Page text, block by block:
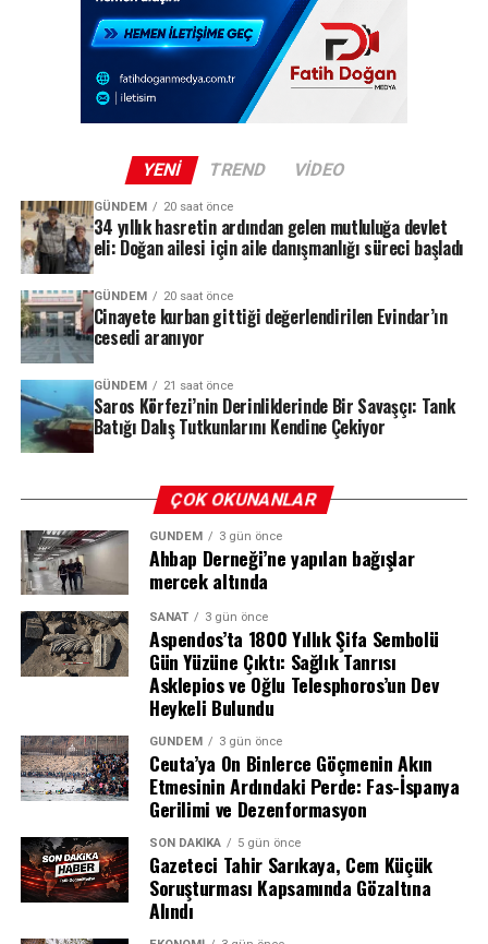
Deliller Zinciri: HTS, PTS ve Biyolojik
Bulgular
Soruşturma kapsamında elde edilen deliller, dosyanın
şüphelilerin HTS (Hücresel Haberleşme Sistemi) ve PTS
(Plaka Tanıma Sistemi) kayıtlarını, kriminal inceleme
bulgularını ve tanık beyanlarını bir araya getirerek
olayın perdesini aralamaya çalıştı.
Yapılan incelemelerde, Evindar Tiğrak’ın kaybolmadan
hemen önce şüphelilerden biriyle yoğun telefon trafiği
ve mesajlaşma yaşadığı tespit edildi. Dikkat çeken bir
diğer detay ise, şüphelinin kullandığı 21 AC 935 plakalı
aracın, olay günü bagaj kapağı açık bir şekilde ve tek
başına seyir halinde olduğunun kayıtlara geçmesi oldu.
Araç üzerinde yapılan kriminal incelemede ise bagaj ve
ön yolcu koltuğunda biyolojik bulgulara rastlandı. Bu
bulgular arasında üç farklı erkeğe ait kan örneği ve bir
kadına ait kan örneğinin bulunması, işin vahametini
gözler önüne serdi.
Dalış Turizmine Yapay Resif Desteği
Edirne Valiliği, Türkiye Sualtı Sporları Federasyonu ve
Edirne Saros Turizm Altyapı Hizmet Birliği (ESTAB)
işbirliğinde hayata geçirilen Yapay Resif Projesi
kapsamında batırılan tank, bölgede su altı sporlarına
ilgi duyan turistleri çekmeyi ve yapay resif oluşumunu
desteklemeyi amaçlıyor. Projenin meyveleri kısa sürede
alınmaya başlandı; yerli ve yabancı dalgıçların akınına
uğrayan batık, Saros Körfezi’ni dalış turizminin yeni
gözdesi haline getirdi.
YENI TREND VIDEO
GÜNDEM 20 saat önce
34 yıllık hasretin ardından gelen mutluluğa devlet
eli: Doğan ailesi için aile danışmanlığı süreci başladı
GÜNDEM 20 saat önce
Cinayete kurban gittiği değerlendirilen Evindar’ın
cesedi aranıyor
GÜNDEM 21 saat önce
Saros Körfezi’nin Derinliklerinde Bir Savaşçı: Tank
Batığı Dalış Tutkunlarını Kendine Çekiyor
ÇOK OKUNANLAR
GÜNDEM 3 gün önce
Ahbap Derneği’ne yapılan bağışlar
mercek altında
SANAT 3 gün önce
Aspendos’ta 1800 Yıllık Şifa Sembolü
Gün Yüzüne Çıktı: Sağlık Tanrısı
Asklepios ve Oğlu Telesphoros’un Dev
Heykeli Bulundu
GÜNDEM 3 gün önce
Ceuta’ya On Binlerce Göçmenin Akın
Etmesinin Ardındaki Perde: Fas-İspanya
Gerilimi ve Dezenformasyon
SON DAKIKA 5 gün önce
Gazeteci Tahir Sarıkaya, Cem Küçük
Soruşturması Kapsamında Gözaltına
Alındı